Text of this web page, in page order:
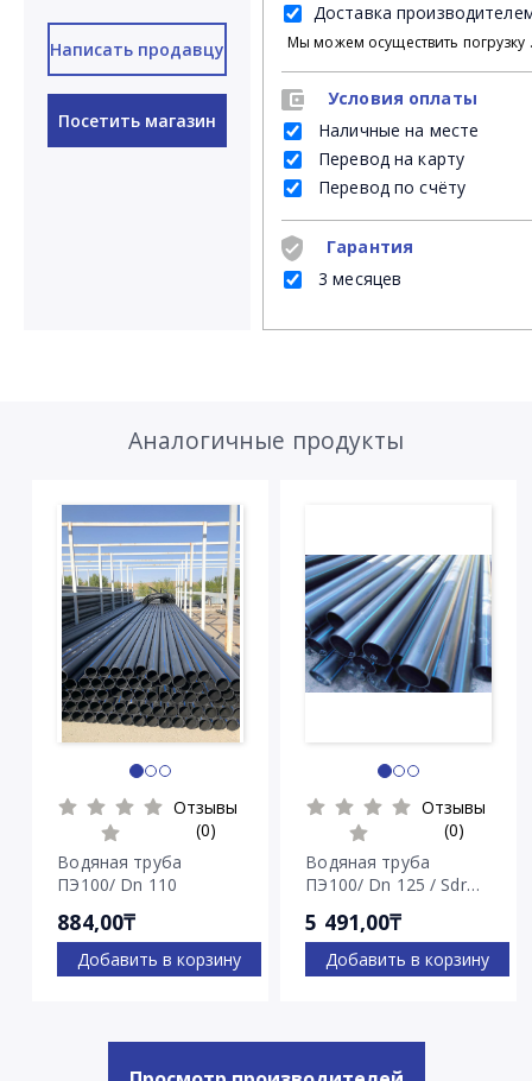
Написать продавцу
Посетить магазин
Доставка
Мы можем осуществить погрузку
Условия оплаты
Наличные на месте
Перевод на карту
Перевод по счёту
Гарантия
3 месяцев
Аналогичные продукты
Отзывы
(0)
Водяная труба
ПЭ100/ Dn 110
884,00₸
Добавить в корзину
Отзывы
(0)
Водяная труба
ПЭ100/ Dn 125 / Sdr
5 491,00₸
Добавить в корзину